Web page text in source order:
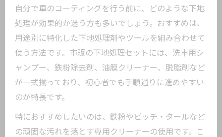
自分で車のコーティングを行う前に、どのような下地
処理が効果的か迷う方も多いでしょう。おすすめは、
用途別に特化した下地処理剤やツールを組み合わせて
使う方法です。市販の下地処理セットには、洗車用シ
ャンプー、鉄粉除去剤、油膜クリーナー、脱脂剤など
が一式揃っており、初心者でも手順通りに進めやすい
のが特長です。
特におすすめしたいのは、鉄粉やピッチ・タールなど
の頑固な汚れを落とす専用クリーナーの使用です。こ